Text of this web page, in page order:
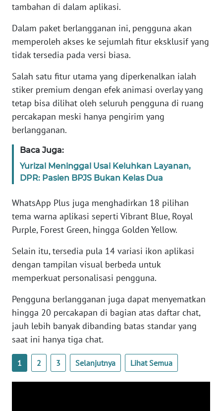
tambahan di dalam aplikasi.
Dalam paket berlangganan ini, pengguna akan
memperoleh akses ke sejumlah fitur eksklusif yang
tidak tersedia pada versi biasa.
Salah satu fitur utama yang diperkenalkan ialah
stiker premium dengan efek animasi overlay yang
tetap bisa dilihat oleh seluruh pengguna di ruang
percakapan meski hanya pengirim yang
berlangganan.
Baca Juga:
Yurizal Meninggal Usai Keluhkan Layanan,
DPR: Pasien BPJS Bukan Kelas Dua
WhatsApp Plus juga menghadirkan 18 pilihan
tema warna aplikasi seperti Vibrant Blue, Royal
Purple, Forest Green, hingga Golden Yellow.
Selain itu, tersedia pula 14 variasi ikon aplikasi
dengan tampilan visual berbeda untuk
memperkuat personalisasi pengguna.
Pengguna berlangganan juga dapat menyematkan
hingga 20 percakapan di bagian atas daftar chat,
jauh lebih banyak dibanding batas standar yang
saat ini hanya tiga chat.
1 2 3 Selanjutnya Lihat Semua
Wahana
News
Regional
WN
SUMUT
JAKARTA
JABAR
BANTEN
WN
WN
KEPRI
WN
PAPUA
WN
PAPUA
BARAT